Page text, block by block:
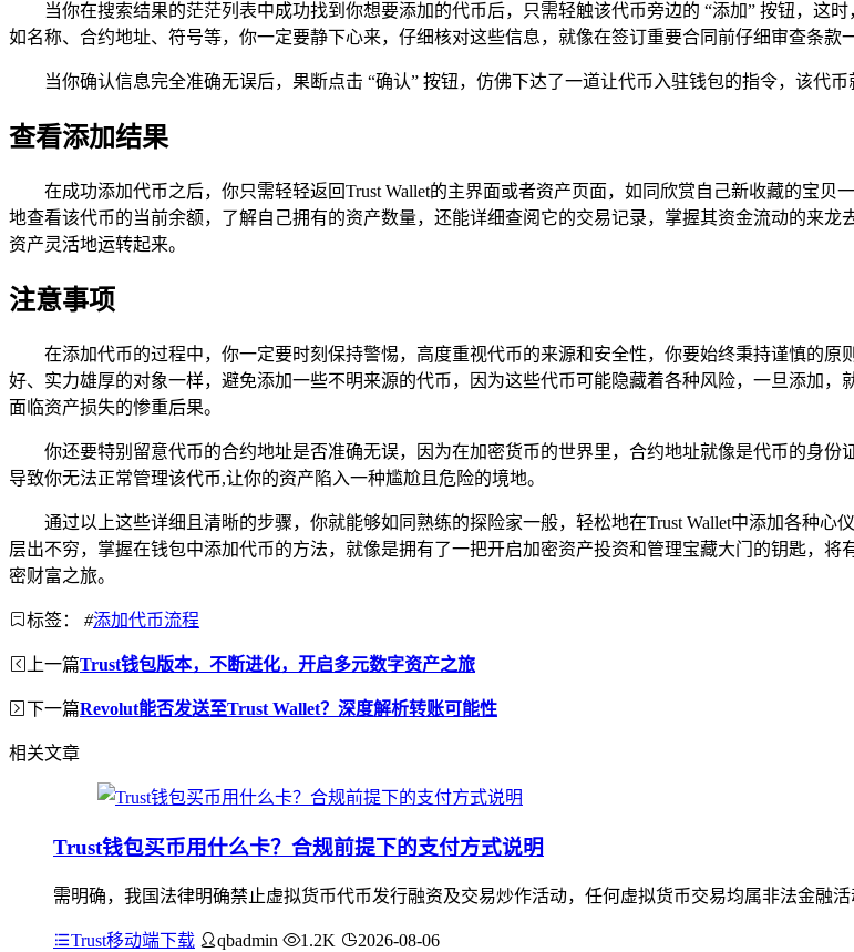
当你在搜索结果的茫茫列表中成功找到你想要添加的代币后，只需轻触该代币旁边的 “添加” 按钮，这
如名称、合约地址、符号等，你一定要静下心来，仔细核对这些信息，就像在签订重要合同前仔细审查条款
当你确认信息完全准确无误后，果断点击 “确认” 按钮，仿佛下达了一道让代币入驻钱包的指令，该代
查看添加结果
在成功添加代币之后，你只需轻轻返回Trust Wallet的主界面或者资产页面，如同欣赏自己新收藏的宝
地查看该代币的当前余额，了解自己拥有的资产数量，还能详细查阅它的交易记录，掌握其资金流动的来
资产灵活地运转起来。
注意事项
在添加代币的过程中，你一定要时刻保持警惕，高度重视代币的来源和安全性，你要始终秉持谨慎的
好、实力雄厚的对象一样，避免添加一些不明来源的代币，因为这些代币可能隐藏着各种风险，一旦添加
面临资产损失的惨重后果。
你还要特别留意代币的合约地址是否准确无误，因为在加密货币的世界里，合约地址就像是代币的身
导致你无法正常管理该代币,让你的资产陷入一种尴尬且危险的境地。
通过以上这些详细且清晰的步骤，你就能够如同熟练的探险家一般，轻松地在Trust Wallet中添加各种
层出不穷，掌握在钱包中添加代币的方法，就像是拥有了一把开启加密资产投资和管理宝藏大门的钥匙，
密财富之旅。
标签： #添加代币流程
上一篇Trust钱包版本，不断进化，开启多元数字资产之旅
下一篇Revolut能否发送至Trust Wallet？深度解析转账可能性
相关文章
Trust钱包买币用什么卡？合规前提下的支付方式说明
需明确，我国法律明确禁止虚拟货币代币发行融资及交易炒作活动，任何虚拟货币交易均属非法金融
Trust移动端下载 qbadmin 1.2K 2026-08-06